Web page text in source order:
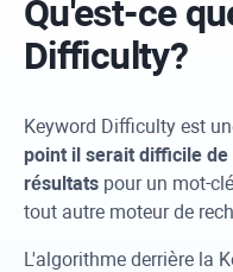
Qu'est-ce
Difficulty?
Keyword Difficulty est
point il serait difficile
résultats pour un mot-
tout autre moteur de
L'algorithme derrière la